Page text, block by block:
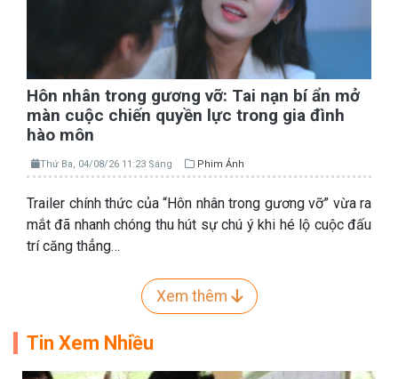
Hôn nhân trong gương vỡ: Tai nạn bí ẩn mở
màn cuộc chiến quyền lực trong gia đình
hào môn
Thứ Ba, 04/08/26 11:23 Sáng Phim Ảnh
Trailer chính thức của “Hôn nhân trong gương vỡ” vừa ra
mắt đã nhanh chóng thu hút sự chú ý khi hé lộ cuộc đấu
trí căng thẳng…
Xem thêm
Tin Xem Nhiều